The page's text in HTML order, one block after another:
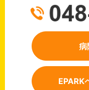
病
EPARK